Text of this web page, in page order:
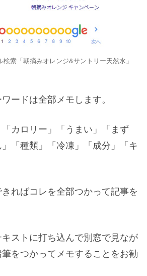
検索「朝摘みオレンジ&サントリー天然水」
ードは全部メモします。
「カロリー」「うまい」「まず
「種類」「冷凍」「成分」「キ
ればコレを全部つかって記事を
ストに打ち込んで別窓で見なが
をつかってメモすることをお勧